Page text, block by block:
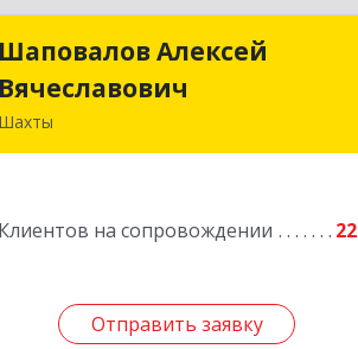
Шаповалов Алексей
Вячеславович
Шахты
Клиентов на сопровождении 22
Отправить заявку
Шаповалов Алексей
Вячеславович
Подробнее
Отправить заявку